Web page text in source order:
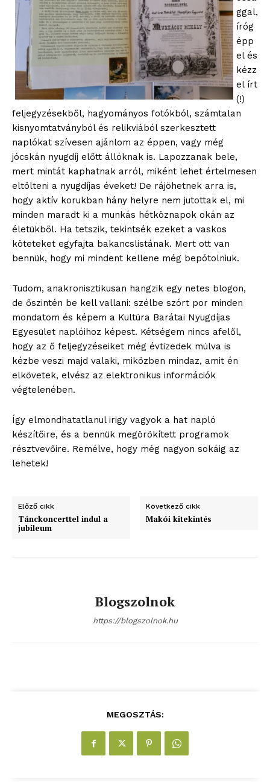
ggal,
íróg
épp
el és
kézz
el írt
(!)
feljegyzésekből, hagyományos fotókból, számtalan
kisnyomtatványból és relikviából szerkesztett
naplókat szívesen ajánlom az éppen, vagy még
jócskán nyugdíj előtt állóknak is. Lapozzanak bele,
mert mintát kaphatnak arról, miként lehet értelmesen
eltölteni a nyugdíjas éveket! De rájöhetnek arra is,
hogy aktív korukban hány helyre nem jutottak el, mi
minden maradt ki a munkás hétköznapok okán az
életükből. Ha tetszik, tekintsék ezeket a vaskos
köteteket egyfajta bakancslistának. Mert ott van
bennük, hogy mi mindent kellene még bepótolniuk.
Tudom, anakronisztikusan hangzik egy netes blogon,
de őszintén be kell vallani: szélbe szórt por minden
mondatom és képem a Kultúra Barátai Nyugdíjas
Egyesület naplóihoz képest. Kétségem nincs afelől,
hogy az ő feljegyzéseiket még évtizedek múlva is
kézbe veszi majd valaki, miközben mindaz, amit én
elkövetek, elvész az elektronikus információk
végtelenében.
Így elmondhatatlanul irigy vagyok a hat napló
készítőire, és a bennük megörökített programok
résztvevőire. Remélve, hogy még nagyon sokáig az
lehetek!
Előző cikk
Tánckoncerttel indul a
jubileum
Következő cikk
Makói kitekintés
Blogszolnok
https://blogszolnok.hu
MEGOSZTÁS: